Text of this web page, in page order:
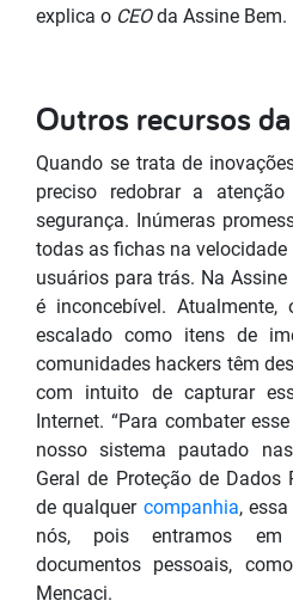
explica o CEOda Assine Bem.
Outros recursos
Quando se trata de
preciso redobrar a
segurança. Inúmeras
todas as fichas na
usuários para trás. Na
é inconcebível.
escalado como itens de
comunidades hackers têm
com intuito de capturar
Internet. “Para combater
nosso sistema pautado
Geral de Proteção de Dados
de qualquer companhia,
nós, pois entramos
documentos pessoais,
Mencaci.